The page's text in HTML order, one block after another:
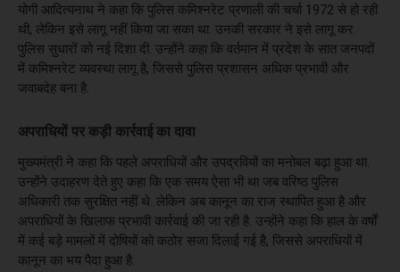
योगी आदित्यनाथ ने कहा कि पुलिस कमिश्नरेट प्रणाली की चर्चा 1972 से हो रही
थी, लेकिन इसे लागू नहीं किया जा सका था. उनकी सरकार ने इसे लागू कर
पुलिस सुधारों को नई दिशा दी. उन्होंने कहा कि वर्तमान में प्रदेश के सात जनपदों
में कमिश्नरेट व्यवस्था लागू है, जिससे पुलिस प्रशासन अधिक प्रभावी और
जवाबदेह बना है.
अपराधियों पर कड़ी कार्रवाई का दावा
मुख्यमंत्री ने कहा कि पहले अपराधियों और उपद्रवियों का मनोबल बढ़ा हुआ था.
उन्होंने उदाहरण देते हुए कहा कि एक समय ऐसा भी था जब वरिष्ठ पुलिस
अधिकारी तक सुरक्षित नहीं थे. लेकिन अब कानून का राज स्थापित हुआ है और
अपराधियों के खिलाफ प्रभावी कार्रवाई की जा रही है. उन्होंने कहा कि हाल के वर्षों
में कई बड़े मामलों में दोषियों को कठोर सजा दिलाई गई है, जिससे अपराधियों में
कानून का भय पैदा हुआ है.